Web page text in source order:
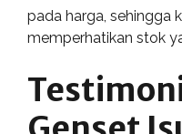
pada harga, sehingga
memperhatikan stok